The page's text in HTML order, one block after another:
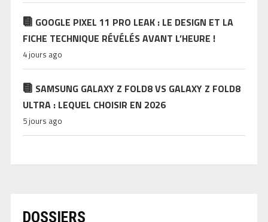
GOOGLE PIXEL 11 PRO LEAK : LE DESIGN ET LA
FICHE TECHNIQUE RÉVÉLÉS AVANT L’HEURE !
4 jours ago
SAMSUNG GALAXY Z FOLD8 VS GALAXY Z FOLD8
ULTRA : LEQUEL CHOISIR EN 2026
5 jours ago
DOSSIERS